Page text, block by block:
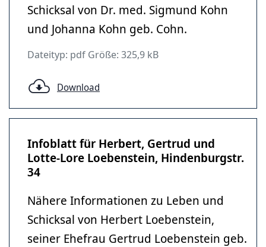
Schicksal von Dr. med. Sigmund Kohn
und Johanna Kohn geb. Cohn.
Dateityp: pdf Größe: 325,9 kB
Download
Infoblatt für Herbert, Gertrud und
Lotte-Lore Loebenstein, Hindenburgstr.
34
Nähere Informationen zu Leben und
Schicksal von Herbert Loebenstein,
seiner Ehefrau Gertrud Loebenstein geb.